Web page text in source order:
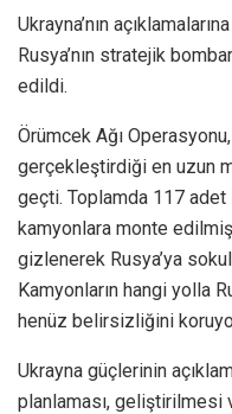
Ukrayna’nın
Rusya’nın stratejik
edildi.
Örümcek Ağı
gerçekleştirdiği en uzun
geçti. Toplamda 117 adet
kamyonlara monte
gizlenerek Rusya’ya
Kamyonların hangi yolla
henüz belirsizliğini
Ukrayna güçlerinin
planlaması, geliştirilmesi